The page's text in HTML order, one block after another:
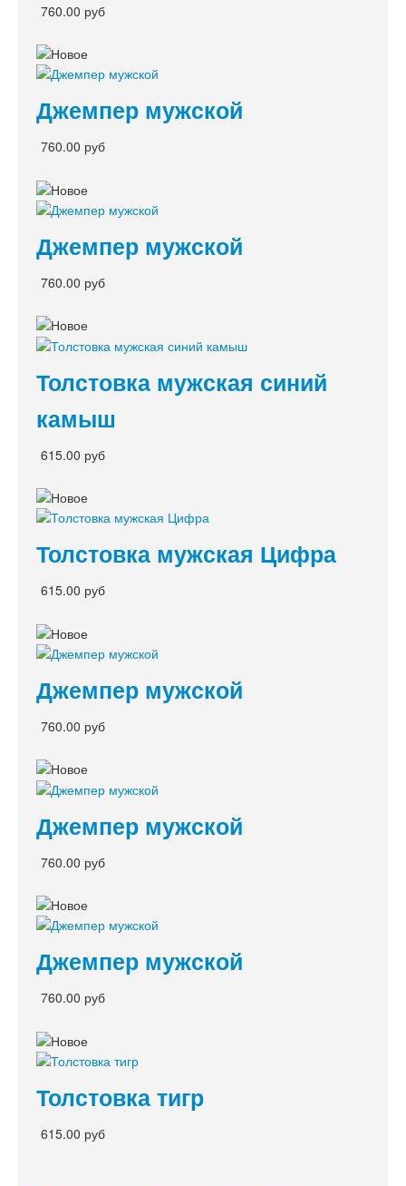
760.00 руб
Джемпер мужской
760.00 руб
Джемпер мужской
760.00 руб
Толстовка мужская синий
камыш
615.00 руб
Толстовка мужская Цифра
615.00 руб
Джемпер мужской
760.00 руб
Джемпер мужской
760.00 руб
Джемпер мужской
760.00 руб
Толстовка тигр
615.00 руб